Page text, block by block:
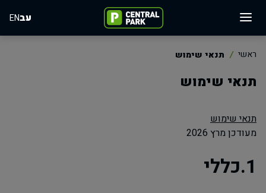
עבEN
ראשי תנאי שימוש
תנאי שימוש
תנאי שימוש
מעודכן מרץ 2026
1.כללי